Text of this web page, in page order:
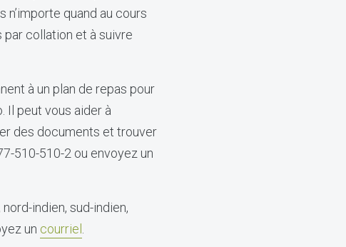
quand au cours
par collation et à suivre
à un plan de repas pour
Il peut vous aider à
des documents et trouver
510-510-2 ou envoyez un
indien, sud-indien,
un courriel